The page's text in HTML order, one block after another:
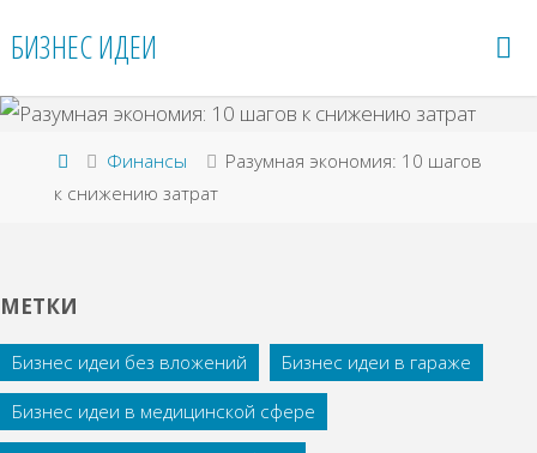
БИЗНЕС ИДЕИ
Главная
Финансы
Разумная экономия: 10 шагов
к снижению затрат
МЕТКИ
Бизнес идеи без вложений
Бизнес идеи в гараже
Бизнес идеи в медицинской сфере